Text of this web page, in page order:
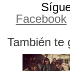
Facebook
También te